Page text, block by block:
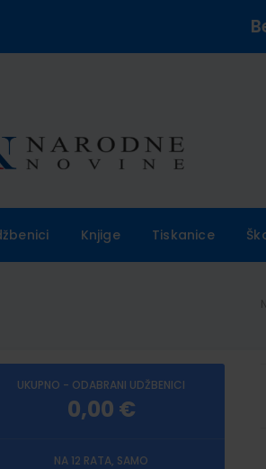
Knjige Tiskanice
UKUPNO - ODABRANI UDŽBENICI
0,00 €
NA 12 RATA, SAMO